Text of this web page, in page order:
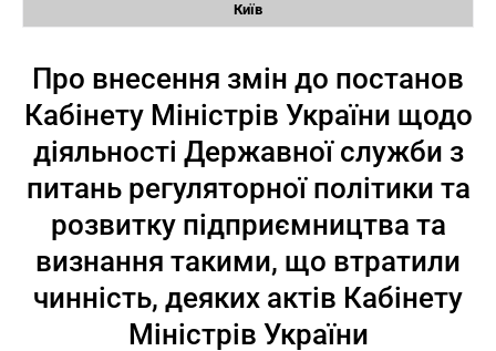
Київ
Про внесення змін до постанов
Кабінету Міністрів України щодо
діяльності Державної служби з
питань регуляторної політики та
розвитку підприємництва та
визнання такими, що втратили
чинність, деяких актів Кабінету
Міністрів України